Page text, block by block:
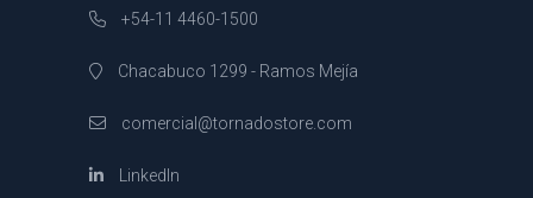
+54-11 4460-1500
Chacabuco 1299 - Ramos Mejía
comercial@tornadostore.com
LinkedIn